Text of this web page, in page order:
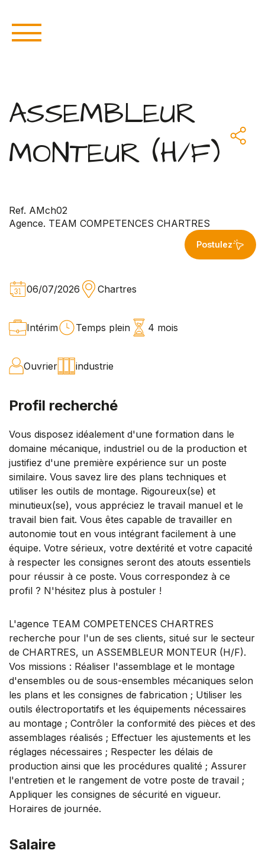
ASSEMBLEUR
MONTEUR (H/F)
Ref. AMch02
Agence. TEAM COMPETENCES CHARTRES
Postulez
06/07/2026 Chartres
Intérim Temps plein 4 mois
Ouvrier industrie
Profil recherché
Vous disposez idéalement d'une formation dans le
domaine mécanique, industriel ou de la production et
justifiez d'une première expérience sur un poste
similaire. Vous savez lire des plans techniques et
utiliser les outils de montage. Rigoureux(se) et
minutieux(se), vous appréciez le travail manuel et le
travail bien fait. Vous êtes capable de travailler en
autonomie tout en vous intégrant facilement à une
équipe. Votre sérieux, votre dextérité et votre capacité
à respecter les consignes seront des atouts essentiels
pour réussir à ce poste. Vous correspondez à ce
profil ? N'hésitez plus à postuler !
L'agence TEAM COMPETENCES CHARTRES
recherche pour l'un de ses clients, situé sur le secteur
de CHARTRES, un ASSEMBLEUR MONTEUR (H/F).
Vos missions : Réaliser l'assemblage et le montage
d'ensembles ou de sous-ensembles mécaniques selon
les plans et les consignes de fabrication ; Utiliser les
outils électroportatifs et les équipements nécessaires
au montage ; Contrôler la conformité des pièces et des
assemblages réalisés ; Effectuer les ajustements et les
réglages nécessaires ; Respecter les délais de
production ainsi que les procédures qualité ; Assurer
l'entretien et le rangement de votre poste de travail ;
Appliquer les consignes de sécurité en vigueur.
Horaires de journée.
Salaire